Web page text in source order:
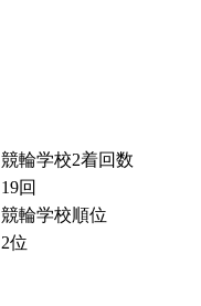
競輪学校2着回数
19回
競輪学校順位
2位